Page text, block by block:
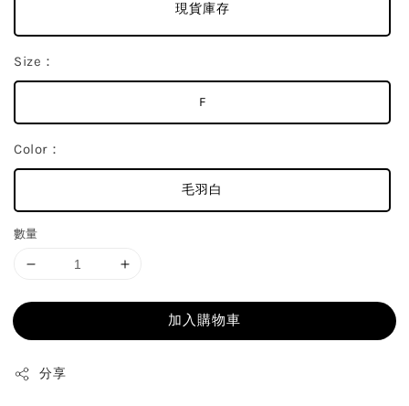
現貨庫存
Size：
F
Color：
毛羽白
數量
加入購物車
分享